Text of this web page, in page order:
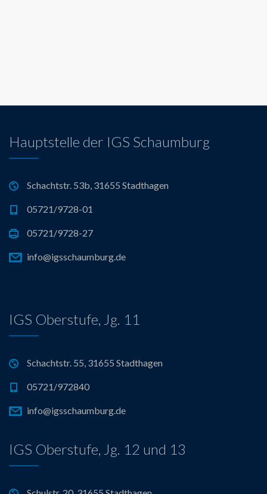
Hauptstelle der IGS Schaumburg
Schachtstr. 53b, 31655 Stadthagen
05721/9728-01
05721/9728-27
info@igsschaumburg.de
IGS Oberstufe, Jg. 11
Schachtstr. 55, 31655 Stadthagen
05721/972840
info@igsschaumburg.de
IGS Oberstufe, Jg. 12 und 13